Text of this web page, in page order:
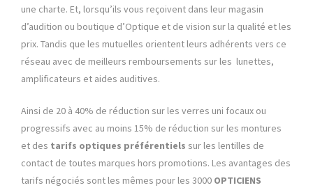
une charte. Et, lorsqu’ils vous reçoivent dans leur magasin
d’audition ou boutique d’Optique et de vision sur la qualité et les
prix. Tandis que les mutuelles orientent leurs adhérents vers ce
réseau avec de meilleurs remboursements sur les lunettes,
amplificateurs et aides auditives.
Ainsi de 20 à 40% de réduction sur les verres uni focaux ou
progressifs avec au moins 15% de réduction sur les montures
et des tarifs optiques préférentiels sur les lentilles de
contact de toutes marques hors promotions. Les avantages des
tarifs négociés sont les mêmes pour les 3000 OPTICIENS